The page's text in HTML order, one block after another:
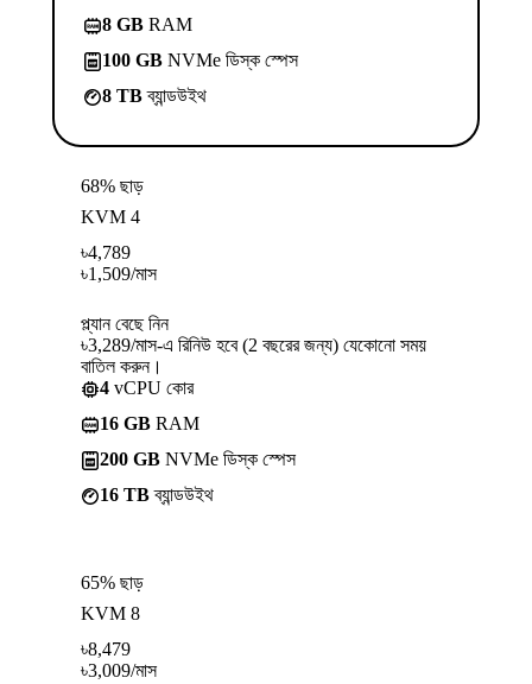
8 GB RAM
100 GB NVMe ডিস্ক স্পেস
8 TBব্যান্ডউইথ
68% ছাড়
KVM 4
৳4,789
৳1,509/মাস
প্ল্যান বেছে নিন
৳3,289/মাস-এ রিনিউ হবে (2 বছরের জন্য) যেকোনো সময়
বাতিল করুন।
4 vCPU কোর
16 GB RAM
200 GB NVMe ডিস্ক স্পেস
16 TBব্যান্ডউইথ
65% ছাড়
KVM 8
৳8,479
৳3,009/মাস